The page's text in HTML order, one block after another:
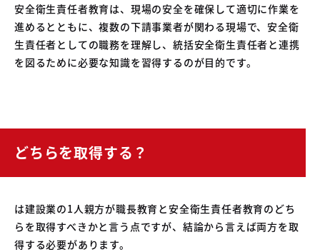
安全衛生責任者教育は、現場の安全を確保して適切に作業を
進めるとともに、複数の下請事業者が関わる現場で、安全衛
生責任者としての職務を理解し、統括安全衛生責任者と連携
を図るために必要な知識を習得するのが目的です。
どちらを取得する？
は建設業の1人親方が職長教育と安全衛生責任者教育のどち
らを取得すべきかと言う点ですが、結論から言えば両方を取
得する必要があります。